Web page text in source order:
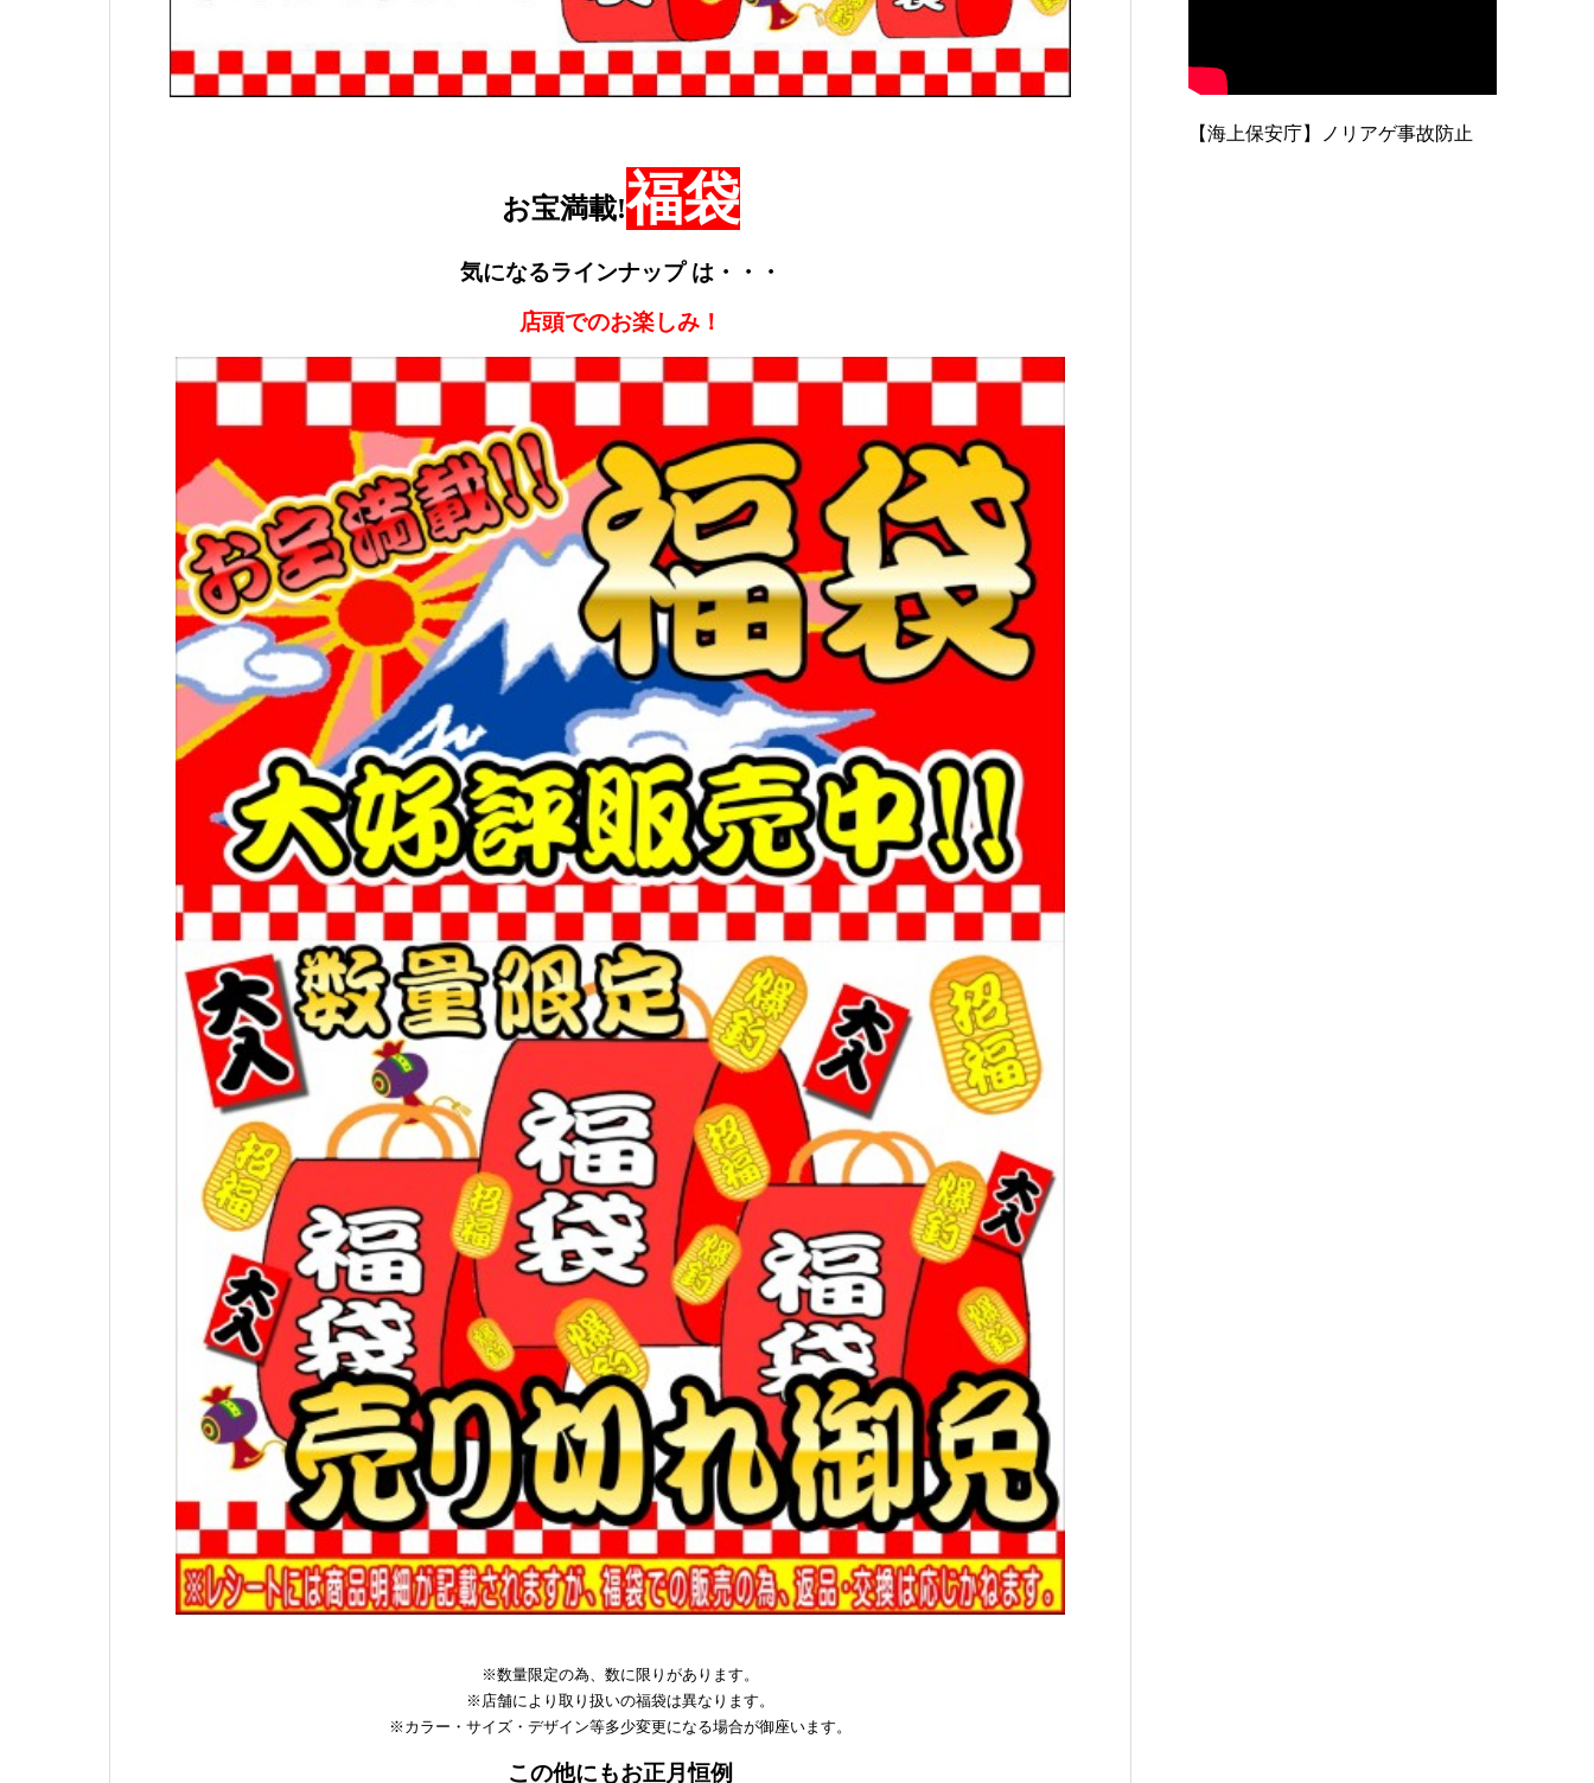
お宝満載!福袋
気になるラインナップ は・・・
店頭でのお楽しみ！
※数量限定の為、数に限りがあります。
※店舗により取り扱いの福袋は異なります。
※カラー・サイズ・デザイン等多少変更になる場合が御座います。
この他にもお正月恒例
【海上保安庁】ノリアゲ事故防止